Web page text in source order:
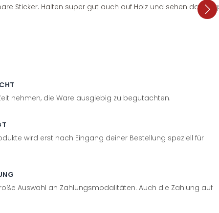
Sticker. Halten super gut auch auf Holz und sehen dazu
nehmen, die Ware ausgiebig zu begutachten.
wird erst nach Eingang deiner Bestellung speziell für
Auswahl an Zahlungsmodalitäten. Auch die Zahlung auf